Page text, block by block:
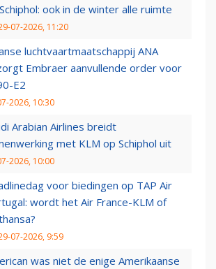
ook in de winter alle ruimte
07-2026, 11:20
luchtvaartmaatschappij ANA
Embraer aanvullende order voor
E2
2026, 10:30
Arabian Airlines breidt
met KLM op Schiphol uit
2026, 10:00
voor biedingen op TAP Air
wordt het Air France-KLM of
07-2026, 9:59
was niet de enige Amerikaanse